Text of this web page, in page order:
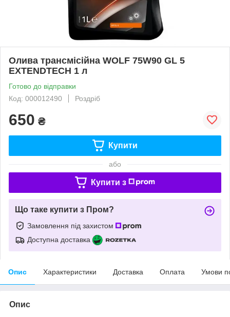
Олива трансмісійна WOLF 75W90 GL 5
EXTENDTECH 1 л
Готово до відправки
Код: 000012490
Роздріб
650 ₴
Купити
або
Купити з
Що таке купити з Пром?
Замовлення під захистом
Доступна доставка
Опис Характеристики Доставка Оплата Умови
Опис